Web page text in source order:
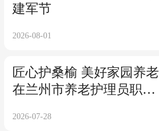
建军节
2026-08-01
匠心护桑榆 美好家园养老
在兰州市养老护理员职业
2026-07-28